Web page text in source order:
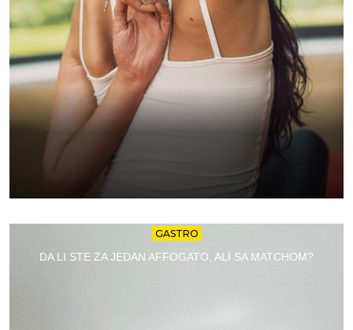
GASTRO
DA LI STE ZA JEDAN AFFOGATO, ALI SA MATCHOM?